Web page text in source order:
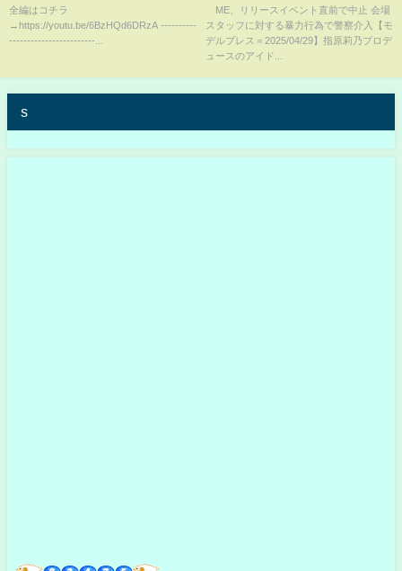
味」 #石元太一 #見立真一 #不
良録DEEP #関東連合 #六本木ク
全編はコチラ
→https://youtu.be/6BzHQd6DRzA ----------
------------------------...
行為で警察介入
≠ME、リリースイベント直前で中止 会場
スタッフに対する暴力行為で警察介入【モ
デルプレス＝2025/04/29】指原莉乃プロデ
ュースのアイド...
s